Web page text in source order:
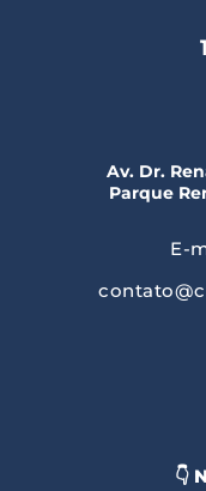
👇
Av. Dr.
Parque
E-